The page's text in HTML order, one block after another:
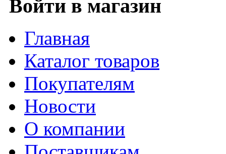
Войти в магазин
Главная
Каталог товаров
Покупателям
Новости
О компании